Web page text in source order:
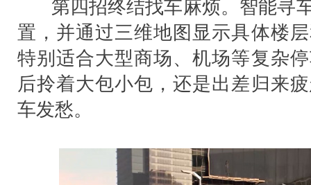
第四招终结找车麻烦。智能寻
置，并通过三维地图显示具体楼
特别适合大型商场、机场等复杂
后拎着大包小包，还是出差归来
车发愁。